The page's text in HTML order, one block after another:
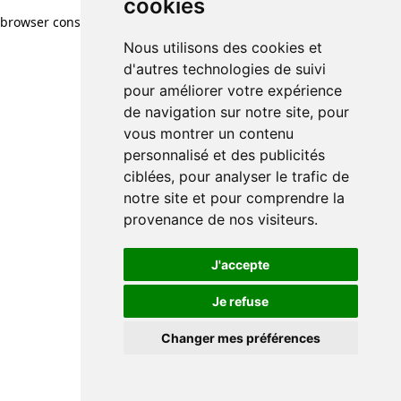
cookies
Nous utilisons des cookies et
d'autres technologies de suivi
pour améliorer votre expérience
de navigation sur notre site, pour
vous montrer un contenu
personnalisé et des publicités
ciblées, pour analyser le trafic de
notre site et pour comprendre la
provenance de nos visiteurs.
J'accepte
Je refuse
Changer mes préférences
browser console for more information)